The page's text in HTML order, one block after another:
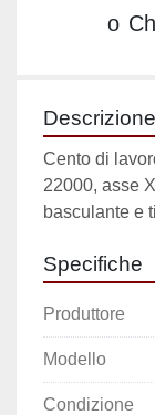
o
Descrizione
Cento di
22000, asse
basculante e
Specifiche
Produttore
Modello
Condizione